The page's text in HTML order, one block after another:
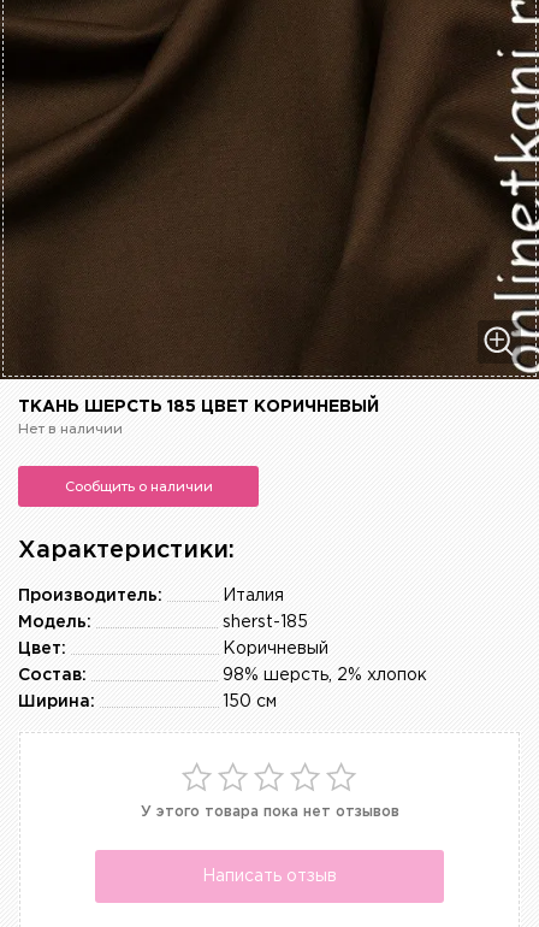
ТКАНЬ ШЕРСТЬ 185 ЦВЕТ КОРИЧНЕВЫЙ
Нет в наличии
Сообщить о наличии
Характеристики:
Италия
Производитель:
sherst-185
Модель:
Коричневый
Цвет:
98% шерсть, 2% хлопок
Состав:
150 см
Ширина:
У этого товара пока нет отзывов
Написать отзыв